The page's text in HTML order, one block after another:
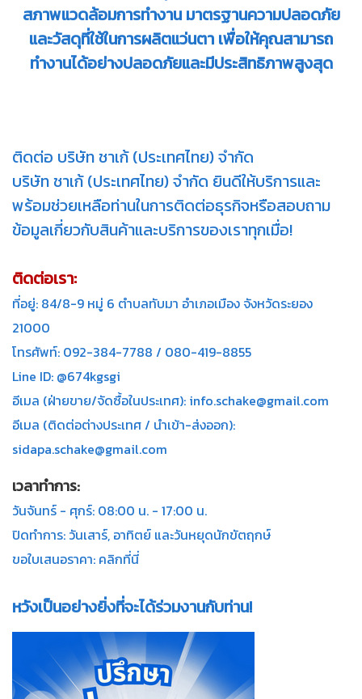
สภาพแวดล้อมการทำงาน มาตรฐานความปลอดภัย
และวัสดุที่ใช้ในการผลิตแว่นตา เพื่อให้คุณสามารถ
ทำงานได้อย่างปลอดภัยและมีประสิทธิภาพสูงสุด
ติดต่อ บริษัท ชาเก้ (ประเทศไทย) จำกัด
บริษัท ชาเก้ (ประเทศไทย) จำกัด ยินดีให้บริการและ
พร้อมช่วยเหลือท่านในการติดต่อธุรกิจหรือสอบถาม
ข้อมูลเกี่ยวกับสินค้าและบริการของเราทุกเมื่อ!
ติดต่อเรา:
ที่อยู่: 84/8-9 หมู่ 6 ตำบลทับมา อำเภอเมือง จังหวัดระยอง
21000
โทรศัพท์: 092-384-7788 / 080-419-8855
Line ID: @674kgsgi
อีเมล (ฝ่ายขาย/จัดซื้อในประเทศ): info.schake@gmail.com
อีเมล (ติดต่อต่างประเทศ / นำเข้า-ส่งออก):
sidapa.schake@gmail.com
เวลาทำการ:
วันจันทร์ - ศุกร์: 08:00 น. - 17:00 น.
ปิดทำการ: วันเสาร์, อาทิตย์ และวันหยุดนักขัตฤกษ์
ขอใบเสนอราคา: คลิกที่นี่
หวังเป็นอย่างยิ่งที่จะได้ร่วมงานกับท่าน!